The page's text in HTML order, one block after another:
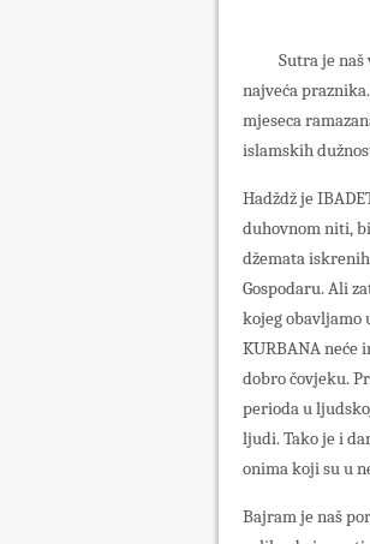
Sutra je naš
najveća
mjeseca
islamskih
Hadždž je
duhovnom niti,
džemata
Gospodaru. Ali
kojeg obavljamo
KURBANA neće
dobro čovjeku.
perioda u
ljudi. Tako je i
onima koji su u
Bajram je naš